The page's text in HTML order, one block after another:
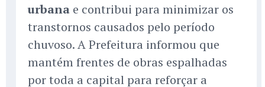
urbana e contribui para minimizar os
transtornos causados pelo período
chuvoso. A Prefeitura informou que
mantém frentes de obras espalhadas
por toda a capital para reforçar a